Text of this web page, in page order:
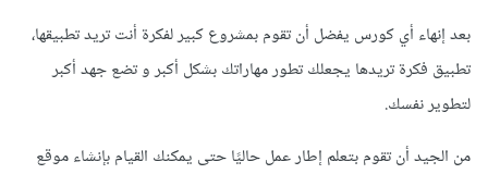
بعد إنهاء أي كورس يفضل أن تقوم بمشروع كبير لفكرة أنت تريد تطبيقها،
تطبيق فكرة تريدها يجعلك تطور مهاراتك بشكل أكبر و تضع جهد أكبر
لتطوير نفسك.
من الجيد أن تقوم بتعلم إطار عمل حاليًا حتى يمكنك القيام بإنشاء موقع